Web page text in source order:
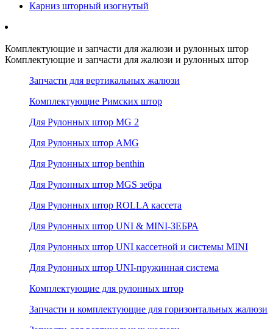
Карниз шторный изогнутый
Комплектующие и запчасти для жалюзи и рулонных штор
Комплектующие и запчасти для жалюзи и рулонных штор
Запчасти для вертикальных жалюзи
Комплектующие Римских штор
Для Рулонных штор MG 2
Для Рулонных штор AMG
Для Рулонных штор benthin
Для Рулонных штор MGS зебра
Для Рулонных штор ROLLA кассета
Для Рулонных штор UNI & MINI-ЗЕБРА
Для Рулонных штор UNI кассетной и системы MINI
Для Рулонных штор UNI-пружинная система
Комплектующие для рулонных штор
Запчасти и комплектующие для горизонтальных жалюзи